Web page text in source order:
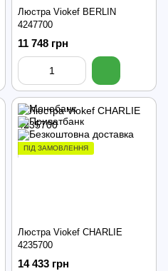
Люстра Viokef BERLIN
4247700
11 748 грн
ПІД ЗАМОВЛЕННЯ
Люстра Viokef CHARLIE
4235700
14 433 грн